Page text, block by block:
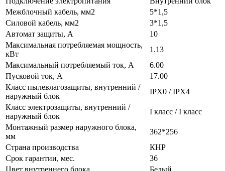
Межблочный кабель, мм2
5*1,5
Силовой кабель, мм2
3*1,5
Автомат защиты, А
10
Максимальная потребляемая мощность,
кВт
1.13
Максимальный потребляемый ток, А
6.00
Пусковой ток, А
17.00
Класс пылевлагозащиты, внутренний /
наружный блок
IPX0 / IPX4
Класс электрозащиты, внутренний /
наружный блок
I класс / I класс
Монтажный размер наружного блока,
мм
362*256
Страна производства
КНР
Срок гарантии, мес.
36